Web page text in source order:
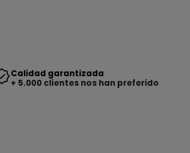
Calidad garantizada
+ 5.000 clientes nos han preferido